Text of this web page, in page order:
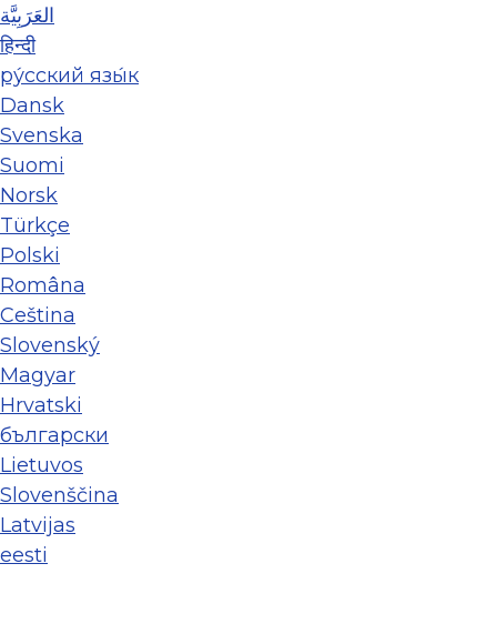
العَرَبِيَّة
हिन्दी
ру́сский язы́к
Dansk
Svenska
Suomi
Norsk
Türkçe
Polski
Româna
Ceština
Slovenský
Magyar
Hrvatski
български
Lietuvos
Slovenščina
Latvijas
eesti